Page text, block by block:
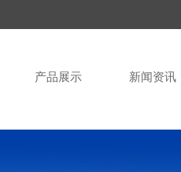
产品展示 新闻资讯